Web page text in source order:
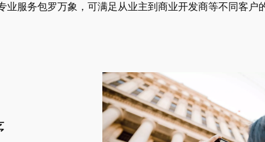
业服务包罗万象，可满足从业主到商业开发商等不同客户